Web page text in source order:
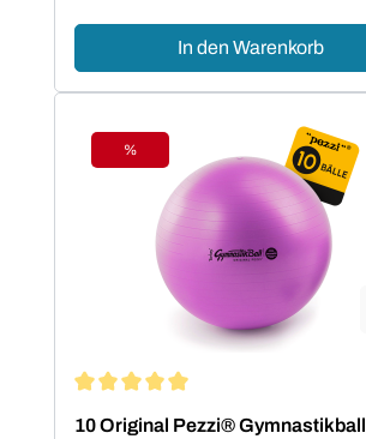
In den Warenkorb
Rabatt
%
10 Original Pezzi® Gymnastikball